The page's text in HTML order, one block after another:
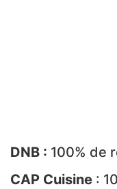
DNB : 100% de
CAP Cuisine :